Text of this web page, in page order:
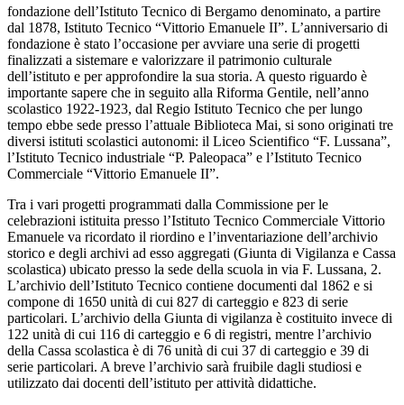
fondazione dell’Istituto Tecnico di Bergamo denominato, a partire
dal 1878, Istituto Tecnico “Vittorio Emanuele II”. L’anniversario di
fondazione è stato l’occasione per avviare una serie di progetti
finalizzati a sistemare e valorizzare il patrimonio culturale
dell’istituto e per approfondire la sua storia. A questo riguardo è
importante sapere che in seguito alla Riforma Gentile, nell’anno
scolastico 1922-1923, dal Regio Istituto Tecnico che per lungo
tempo ebbe sede presso l’attuale Biblioteca Mai, si sono originati tre
diversi istituti scolastici autonomi: il Liceo Scientifico “F. Lussana”,
l’Istituto Tecnico industriale “P. Paleopaca” e l’Istituto Tecnico
Commerciale “Vittorio Emanuele II”.
Tra i vari progetti programmati dalla Commissione per le
celebrazioni istituita presso l’Istituto Tecnico Commerciale Vittorio
Emanuele va ricordato il riordino e l’inventariazione dell’archivio
storico e degli archivi ad esso aggregati (Giunta di Vigilanza e Cassa
scolastica) ubicato presso la sede della scuola in via F. Lussana, 2.
L’archivio dell’Istituto Tecnico contiene documenti dal 1862 e si
compone di 1650 unità di cui 827 di carteggio e 823 di serie
particolari. L’archivio della Giunta di vigilanza è costituito invece di
122 unità di cui 116 di carteggio e 6 di registri, mentre l’archivio
della Cassa scolastica è di 76 unità di cui 37 di carteggio e 39 di
serie particolari. A breve l’archivio sarà fruibile dagli studiosi e
utilizzato dai docenti dell’istituto per attività didattiche.